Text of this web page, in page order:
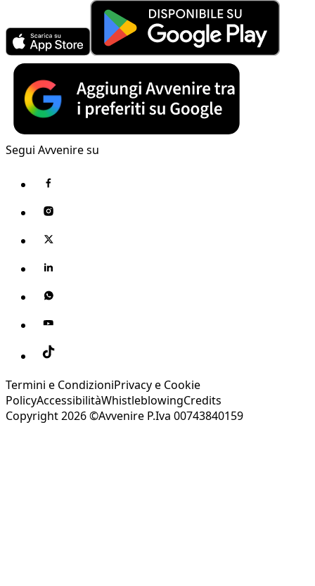
Segui Avvenire su
Termini e CondizioniPrivacy e Cookie
PolicyAccessibilitàWhistleblowingCredits
Copyright 2026 ©Avvenire P.Iva 00743840159